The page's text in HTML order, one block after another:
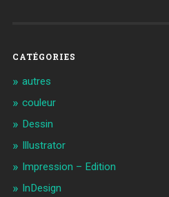
CATÉGORIES
autres
couleur
Dessin
Illustrator
Impression – Edition
InDesign